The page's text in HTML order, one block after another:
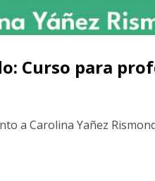
Curso para
a Carolina Yañez